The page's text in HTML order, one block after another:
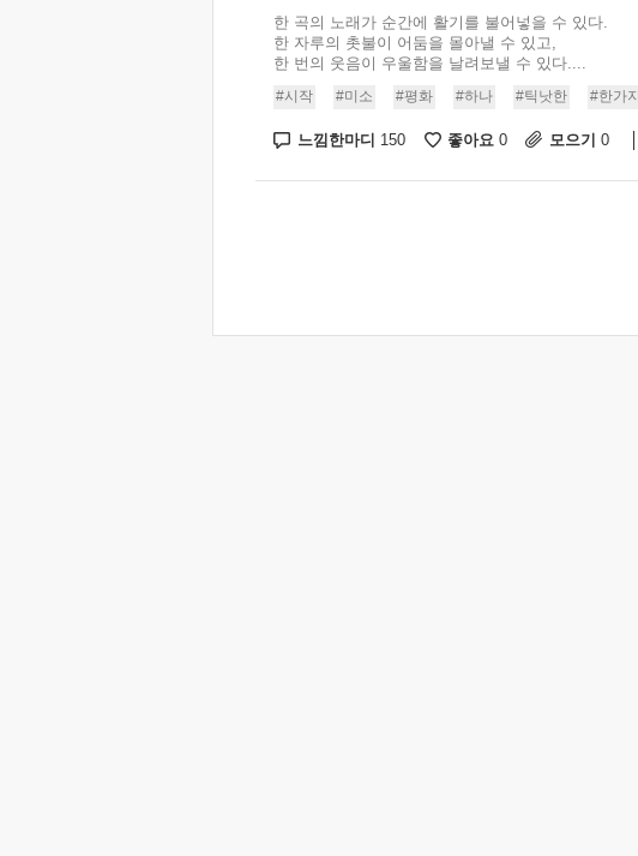
한 곡의 노래가 순간에 활기를 불어넣을 수 있다.
한 자루의 촛불이 어둠을 몰아낼 수 있고,
한 번의 웃음이 우울함을 날려보낼 수 있다....
#시작 #미소 #평화 #하나 #틱낫한 #한가지
느낌한마디 150 좋아요 0 모으기 0